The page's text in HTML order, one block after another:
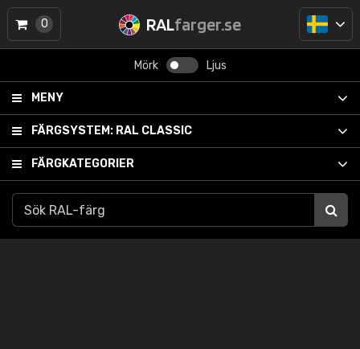
RALfarger.se
Mörk Ljus
MENY
FÄRGSYSTEM: RAL CLASSIC
FÄRGKATEGORIER
0